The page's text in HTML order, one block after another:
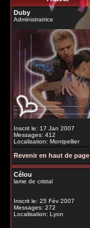
Duby
Administratrice
Inscrit le: 17 Jan 2007
Messages: 412
Localisation: Montpellier
Revenir en haut de page
Célou
lame de cristal
Inscrit le: 25 Fév 2007
Messages: 272
Localisation: Lyon